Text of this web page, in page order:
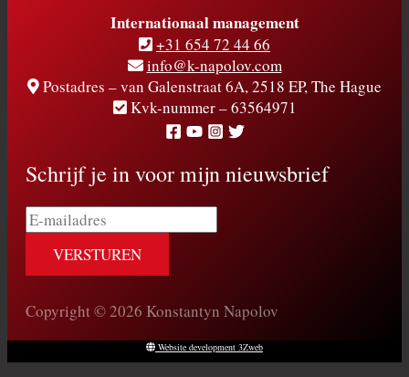
Internationaal management
+31 654 72 44 66
info@k-napolov.com
Postadres – van Galenstraat 6A, 2518 EP, The Hague
Kvk-nummer – 63564971
Schrijf je in voor mijn nieuwsbrief
E-
mailadres
Copyright © 2026 Konstantyn Napolov
Website development 3Zweb